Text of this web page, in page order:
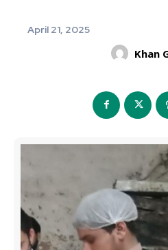
April 21, 2025
Khan